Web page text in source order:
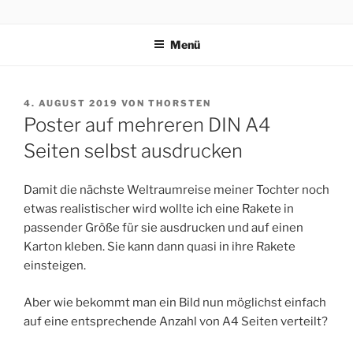
Menü
VERÖFFENTLICHT
AM
4. AUGUST 2019 VON THORSTEN
Poster auf mehreren DIN A4
Seiten selbst ausdrucken
Damit die nächste Weltraumreise meiner Tochter noch
etwas realistischer wird wollte ich eine Rakete in
passender Größe für sie ausdrucken und auf einen
Karton kleben. Sie kann dann quasi in ihre Rakete
einsteigen.
Aber wie bekommt man ein Bild nun möglichst einfach
auf eine entsprechende Anzahl von A4 Seiten verteilt?